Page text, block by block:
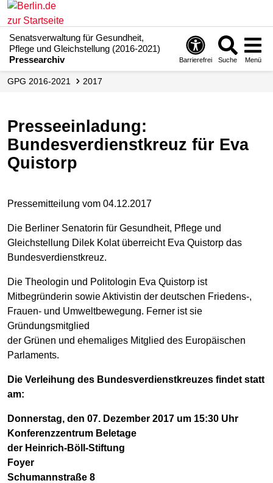
Senatsverwaltung für Gesundheit,
Pflege und Gleichstellung (2016-2021)
Pressearchiv
Barrierefrei Suche Menü
GPG 2016-2021 2017
Presseeinladung:
Bundesverdienstkreuz für Eva
Quistorp
Pressemitteilung vom 04.12.2017
Die Berliner Senatorin für Gesundheit, Pflege und
Gleichstellung Dilek Kolat überreicht Eva Quistorp das
Bundesverdienstkreuz.
Die Theologin und Politologin Eva Quistorp ist
Mitbegründerin sowie Aktivistin der deutschen Friedens-,
Frauen- und Umweltbewegung. Ferner ist sie
Gründungsmitglied
der Grünen und ehemaliges Mitglied des Europäischen
Parlaments.
Die Verleihung des Bundesverdienstkreuzes findet statt
am:
Donnerstag, den 07. Dezember 2017 um 15:30 Uhr
Konferenzzentrum Beletage
der Heinrich-Böll-Stiftung
Foyer
Schumannstraße 8